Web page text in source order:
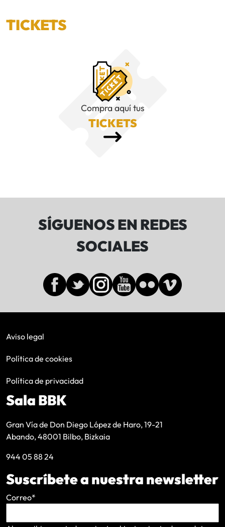
TICKETS
Compra aquí tus
TICKETS
SÍGUENOS EN REDES
SOCIALES
Aviso legal
Política de cookies
Política de privacidad
Sala BBK
Gran Vía de Don Diego López de Haro, 19-21
Abando, 48001 Bilbo, Bizkaia
944 05 88 24
Suscríbete a nuestra newsletter
Correo*